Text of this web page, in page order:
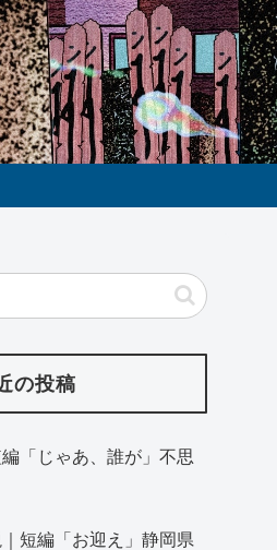
の投稿
編「じゃあ、誰が」不思
｜短編「お迎え」静岡県